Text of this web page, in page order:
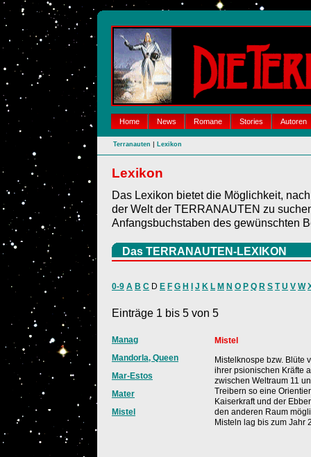
Home News Romane Stories Autoren
Terranauten | Lexikon
Lexikon
Das Lexikon bietet die Möglichkeit,
der Welt der TERRANAUTEN zu
Anfangsbuchstaben des gewünschten
Das TERRANAUTEN-LEXIKON
0-9 A B C D E F G H J K L M N O P Q R S T U V W
Einträge 1 bis 5 von 5
Manag
Mandorla, Queen
Mar-Estos
Mater
Mistel
Mistel
Mistelknospe bzw. Blüte
ihrer psionischen Kräfte
zwischen Weltraum 11
Treibern so eine
Kaiserkraft und der
den anderen Raum
Misteln lag bis zum Jahr